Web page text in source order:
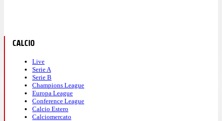
CALCIO
Live
Serie A
Serie B
Champions League
Europa League
Conference League
Calcio Estero
Calciomercato